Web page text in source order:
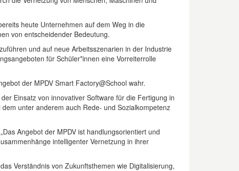
heute Unternehmen auf dem Weg in die
von entscheidender Bedeutung.
und auf neue Arbeitsszenarien in der Industrie
für Schüler*innen eine Vorreiterrolle
der MPDV Smart Factory@School wahr.
Einsatz von innovativer Software für die Fertigung in
unter anderem auch Rede- und Sozialkompetenz
Angebot der MPDV ist handlungsorientiert und
intelligenter Vernetzung in ihrer
Verständnis von Zukunftsthemen wie Digitalisierung,